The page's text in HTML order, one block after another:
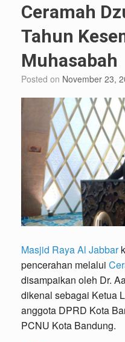
Ceramah
Tahun
Muhasabah
Posted on November 23,
Masjid Raya Al Jabbar
pencerahan melalui
disampaikan oleh Dr.
dikenal sebagai Ketua
anggota DPRD Kota
PCNU Kota Bandung.